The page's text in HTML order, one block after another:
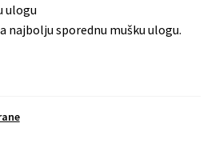
ulogu
najbolju sporednu mušku ulogu.